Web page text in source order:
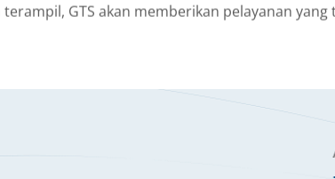
GTS akan memberikan pelayanan yang